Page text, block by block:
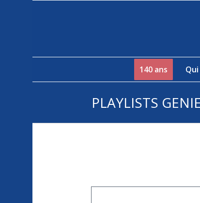
140 ans
PLAYLISTS